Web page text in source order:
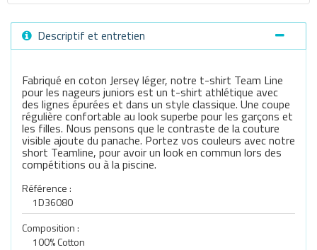
Descriptif et entretien
Fabriqué en coton Jersey léger, notre t-shirt Team Line
pour les nageurs juniors est un t-shirt athlétique avec
des lignes épurées et dans un style classique. Une coupe
régulière confortable au look superbe pour les garçons et
les filles. Nous pensons que le contraste de la couture
visible ajoute du panache. Portez vos couleurs avec notre
short Teamline, pour avoir un look en commun lors des
compétitions ou à la piscine.
Référence :
1D36080
Composition :
100% Cotton